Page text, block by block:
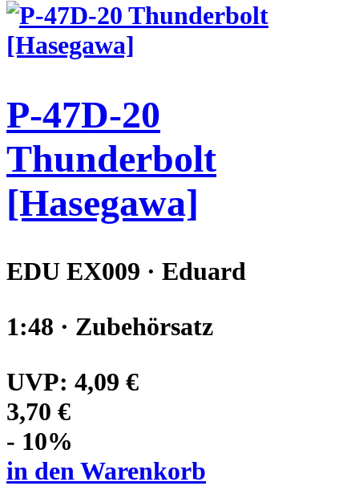
P-47D-20
Thunderbolt
[Hasegawa]
EDU EX009 · Eduard
1:48 · Zubehörsatz
UVP: 4,09 €
3,70 €
- 10%
in den Warenkorb